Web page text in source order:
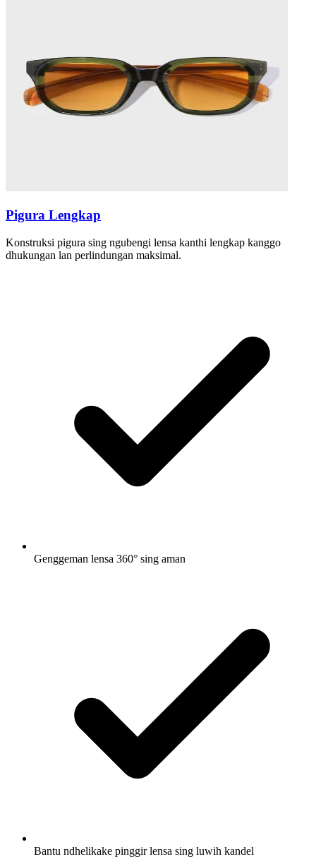
Pigura Lengkap
Konstruksi pigura sing ngubengi lensa kanthi lengkap kanggo
dhukungan lan perlindungan maksimal.
Genggeman lensa 360° sing aman
Bantu ndhelikake pinggir lensa sing luwih kandel